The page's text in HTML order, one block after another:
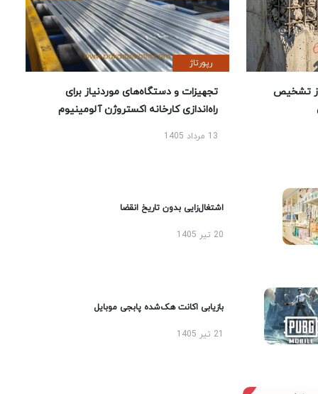
تشخیص
رپورتاژ
تجهیزات و دستگاه‌های موردنیاز برای
راه‌اندازی کارخانه اکستروژن آلومینیوم
13 مرداد 1405
اشتغال‌زایی بدون تاریخ انقضا
20 تیر 1405
بازیابی اکانت هک‌شده پابجی موبایل